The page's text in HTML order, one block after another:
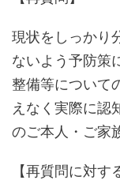
現状をしっかり
ないよう予防策
整備等について
えなく実際に認
のご本人・ご家
【再質問に対す